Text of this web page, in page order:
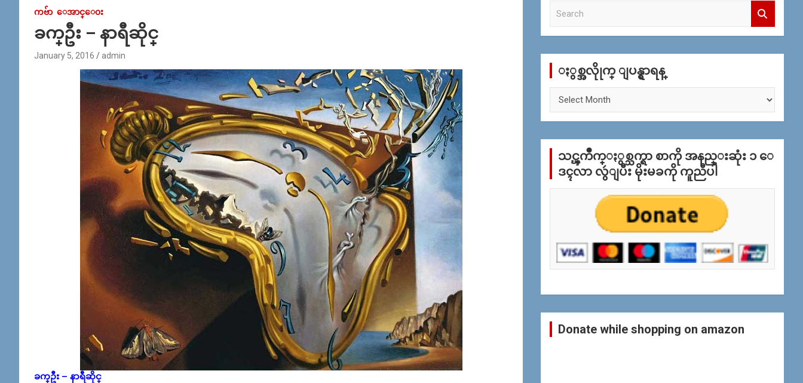
ကဗ်ာ ေအာင္ေ၀း
ခက္ဦး – နာရီဆိုင္
January 5, 2016 admin
ခက္ဦး – နာရီဆိုင္
c
ႏွစ္အလိုုက္ ျပန္ရွာရန္
က္
န္
သင္ၾကိဳက္ႏွစ္သက္ရာ စာကို အနည္းဆုံး ၁ ေ
ဒၚလာ လွဴျပီး မိုးမခကို ကူညီပါ
Donate while shopping on amazon